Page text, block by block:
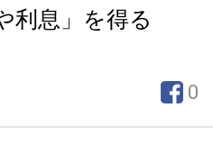
利息」を得る
0